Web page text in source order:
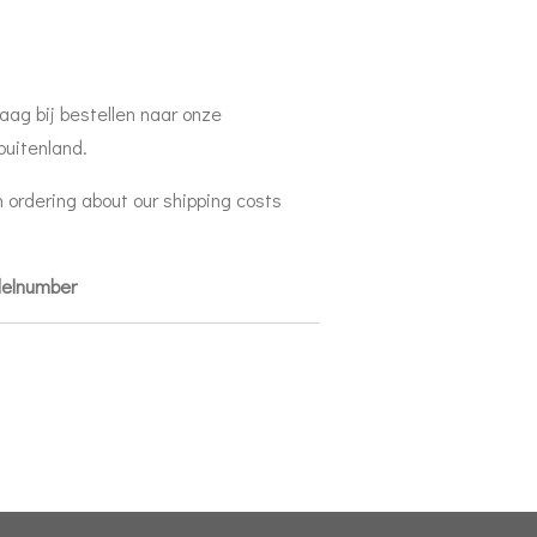
bij bestellen naar onze
about our shipping costs